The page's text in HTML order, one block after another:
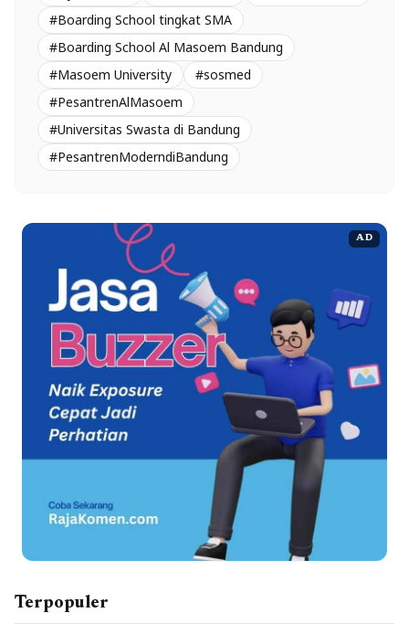
#Boarding School tingkat SMA
#Boarding School Al Masoem Bandung
#Masoem University
#sosmed
#PesantrenAlMasoem
#Universitas Swasta di Bandung
#PesantrenModerndiBandung
AD
Terpopuler